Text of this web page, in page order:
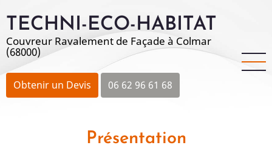
au
contenu
principal
TECHNI-ECO-HABITAT
Couvreur Ravalement de Façade à Colmar
(68000)
Obtenir un Devis 06 62 96 61 68
Présentation